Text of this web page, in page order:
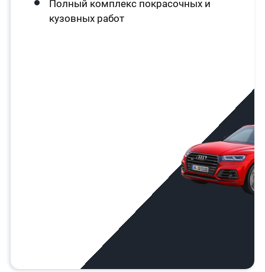
Полный комплекс покрасочных и
кузовных работ